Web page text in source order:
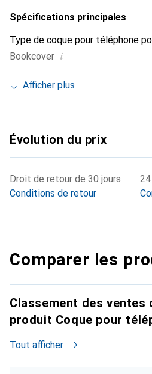
Spécifications principales
Type de coque pour téléphone
Bookcover i
Afficher plus
Évolution du prix
Droit de retour de 30 jours
Conditions de retour
Comparer les
Classement des ventes
produit Coque pour
Tout afficher